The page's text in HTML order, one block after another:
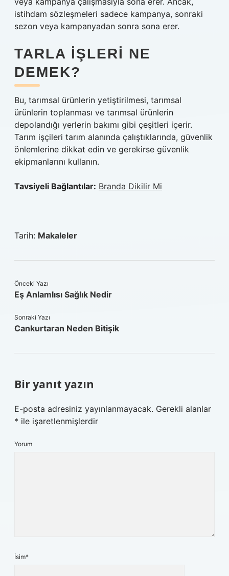
istihdam sözleşmeleri sadece kampanya, sonraki
sezon veya kampanyadan sonra sona erer.
TARLA IŞLERI NE
DEMEK?
Bu, tarımsal ürünlerin yetiştirilmesi, tarımsal
ürünlerin toplanması ve tarımsal ürünlerin
depolandığı yerlerin bakımı gibi çeşitleri içerir.
Tarım işçileri tarım alanında çalıştıklarında, güvenlik
önlemlerine dikkat edin ve gerekirse güvenlik
ekipmanlarını kullanın.
Tavsiyeli Bağlantılar: Branda Dikilir Mi
Tarih: Makaleler
Önceki Yazı
Eş Anlamlısı Sağlık Nedir
Sonraki Yazı
Cankurtaran Neden Bitişik
Bir yanıt yazın
E-posta adresiniz yayınlanmayacak. Gerekli alanlar
* ile işaretlenmişlerdir
Yorum
İsim*